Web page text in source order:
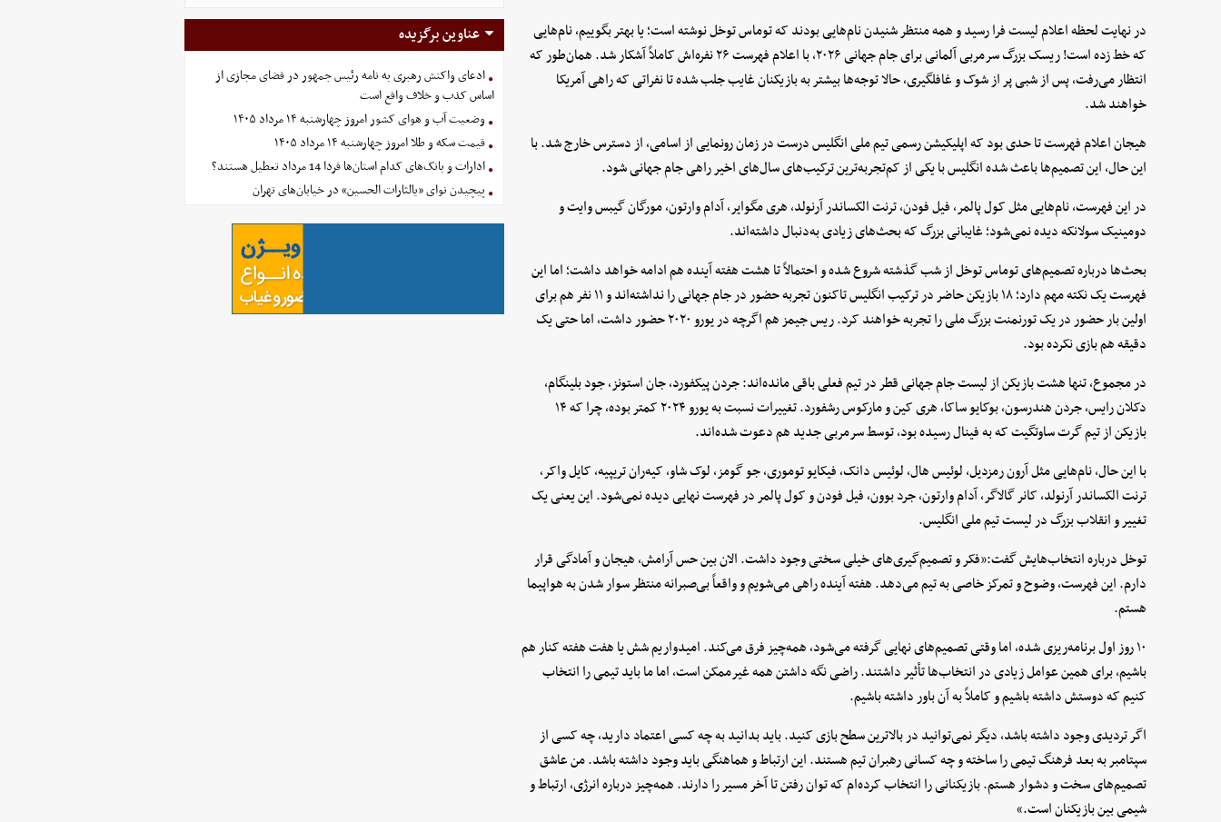
در نهایت لحظه اعلام لیست فرا رسید و همه منتظر شنیدن نام‌هایی بودند که توماس توخل نوشته است؛ یا بهتر بگوییم، نام‌هایی
که خط زده است! ریسک بزرگ سرمربی آلمانی برای جام جهانی ۲۰۲۶، با اعلام فهرست ۲۶ نفره‌اش کاملاً آشکار شد. همان‌طور که
انتظار می‌رفت، پس از شبی پر از شوک و غافلگیری، حالا توجه‌ها بیشتر به بازیکنان غایب جلب شده تا نفراتی که راهی آمریکا
خواهند شد.
هیجان اعلام فهرست تا حدی بود که اپلیکیشن رسمی تیم ملی انگلیس درست در زمان رونمایی از اسامی، از دسترس خارج شد. با
این حال، این تصمیم‌ها باعث شده انگلیس با یکی از کم‌تجربه‌ترین ترکیب‌های سال‌های اخیر راهی جام جهانی شود.
در این فهرست، نام‌هایی مثل کول پالمر، فیل فودن، ترنت الکساندر آرنولد، هری مگوایر، آدام وارتون، مورگان گیبس وایت و
دومینیک سولانکه دیده نمی‌شود؛ غایبانی بزرگ که بحث‌های زیادی به‌دنبال داشته‌اند.
بحث‌ها درباره تصمیم‌های توماس توخل از شب گذشته شروع شده و احتمالاً تا هشت هفته آینده هم ادامه خواهد داشت؛ اما این
فهرست یک نکته مهم دارد؛ ۱۸ بازیکن حاضر در ترکیب انگلیس تاکنون تجربه حضور در جام جهانی را نداشته‌اند و ۱۱ نفر هم برای
اولین بار حضور در یک تورنمنت بزرگ ملی را تجربه خواهند کرد. ریس جیمز هم اگرچه در یورو ۲۰۲۰ حضور داشت، اما حتی یک
دقیقه هم بازی نکرده بود.
در مجموع، تنها هشت بازیکن از لیست جام جهانی قطر در تیم فعلی باقی مانده‌اند: جردن پیکفورد، جان استونز، جود بلینگام،
دکلان رایس، جردن هندرسون، بوکایو ساکا، هری کین و مارکوس رشفورد. تغییرات نسبت به یورو ۲۰۲۴ کمتر بوده، چرا که ۱۴
بازیکن از تیم گرت ساوتگیت که به فینال رسیده بود، توسط سرمربی جدید هم دعوت شده‌اند.
با این حال، نام‌هایی مثل آرون رمزدیل، لوئیس هال، لوئیس دانک، فیکایو توموری، جو گومز، لوک شاو، کیه‌ران تریپیه، کایل واکر،
ترنت الکساندر آرنولد، کانر گالاگر، آدام وارتون، جرد بوون، فیل فودن و کول پالمر در فهرست نهایی دیده نمی‌شود. این یعنی یک
تغییر و انقلاب بزرگ در لیست تیم ملی انگلیس.
توخل درباره انتخاب‌هایش گفت:«فکر و تصمیم‌گیری‌های خیلی سختی وجود داشت. الان بین حس آرامش، هیجان و آمادگی قرار
دارم. این فهرست، وضوح و تمرکز خاصی به تیم می‌دهد. هفته آینده راهی می‌شویم و واقعاً بی‌صبرانه منتظر سوار شدن به هواپیما
هستم.
۱۰ روز اول برنامه‌ریزی شده، اما وقتی تصمیم‌های نهایی گرفته می‌شود، همه‌چیز فرق می‌کند. امیدواریم شش یا هفت هفته کنار هم
باشیم، برای همین عوامل زیادی در انتخاب‌ها تأثیر داشتند. راضی نگه داشتن همه غیرممکن است، اما ما باید تیمی را انتخاب
کنیم که دوستش داشته باشیم و کاملاً به آن باور داشته باشیم.
اگر تردیدی وجود داشته باشد، دیگر نمی‌توانید در بالاترین سطح بازی کنید. باید بدانید به چه کسی اعتماد دارید، چه کسی از
سپتامبر به بعد فرهنگ تیمی را ساخته و چه کسانی رهبران تیم هستند. این ارتباط و هماهنگی باید وجود داشته باشد. من عاشق
تصمیم‌های سخت و دشوار هستم. بازیکنانی را انتخاب کرده‌ام که توان رفتن تا آخر مسیر را دارند. همه‌چیز درباره انرژی، ارتباط و
شیمی بین بازیکنان است.»
عناوین برگزیده
ادعای واکنش رهبری به نامه رئیس جمهور در فضای مجازی از
اساس کذب و خلاف واقع است
وضعیت آب و هوای کشور امروز چهارشنبه ۱۴ مرداد ۱۴۰۵
قیمت سکه و طلا امروز چهارشنبه ۱۴ مرداد ۱۴۰۵
ادارات و بانک‌های کدام استان‌ها فردا 14 مرداد تعطیل هستند؟
پیچیدن نوای «یالثارات الحسین» در خیابان‌های تهران